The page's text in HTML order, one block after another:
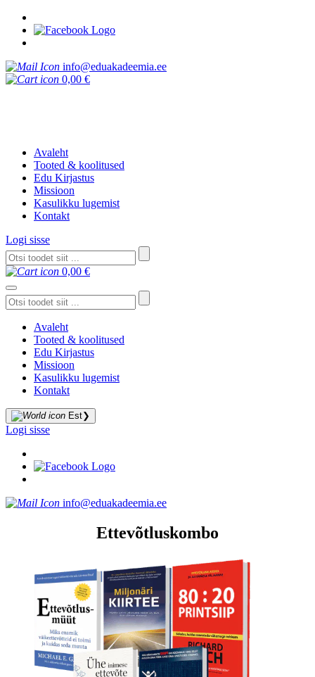
info@eduakadeemia.ee
0,00 €
Avaleht
Tooted & koolitused
Edu Kirjastus
Missioon
Kasulikku lugemist
Kontakt
Logi sisse
0,00 €
Avaleht
Tooted & koolitused
Edu Kirjastus
Missioon
Kasulikku lugemist
Kontakt
Est❯
Logi sisse
info@eduakadeemia.ee
Ettevõtluskombo